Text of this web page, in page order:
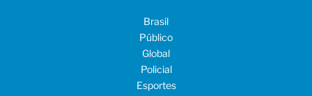
Brasil
Público
Global
Policial
Esportes